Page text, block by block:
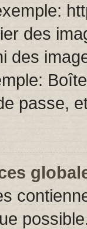
des
des
passe,